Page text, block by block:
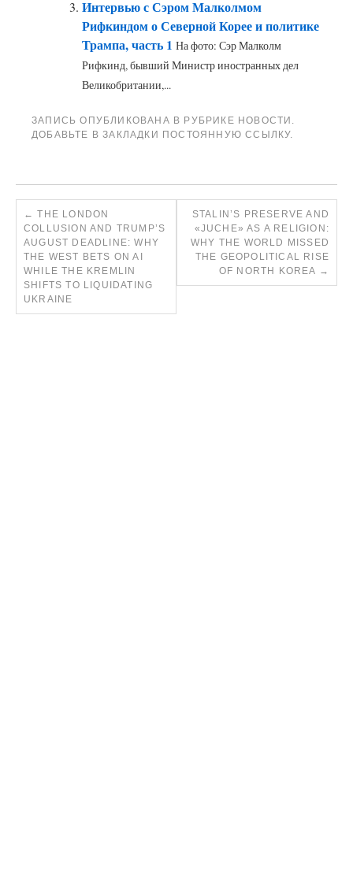
Интервью с Сэром Малколмом
Рифкиндом о Северной Корее и политике
Трампа, часть 1 На фото: Сэр Малколм
Рифкинд, бывший Министр иностранных дел
Великобритании,...
ЗАПИСЬ ОПУБЛИКОВАНА В РУБРИКЕ НОВОСТИ .
ДОБАВЬТЕ В ЗАКЛАДКИ
ПОСТОЯННУЮ ССЫЛКУ.
← THE LONDON
COLLUSION AND TRUMP’S
AUGUST DEADLINE: WHY
THE WEST BETS ON AI
WHILE THE KREMLIN
SHIFTS TO LIQUIDATING
UKRAINE
STALIN’S PRESERVE AND
«JUCHE» AS A RELIGION:
WHY THE WORLD MISSED
THE GEOPOLITICAL RISE
OF NORTH KOREA →